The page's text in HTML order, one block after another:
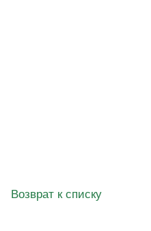
Возврат к списку